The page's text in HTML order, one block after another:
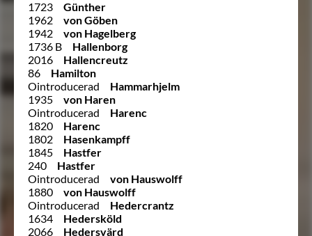
1723
Günther
1962
von Göben
1942
von Hagelberg
1736 B
Hallenborg
2016
Hallencreutz
86
Hamilton
Ointroducerad
Hammarhjelm
1935
von Haren
Ointroducerad
Harenc
1820
Harenc
1802
Hasenkampff
1845
Hastfer
240
Hastfer
Ointroducerad
von Hauswolff
1880
von Hauswolff
Ointroducerad
Hedercrantz
1634
Hedersköld
2066
Hedersvärd